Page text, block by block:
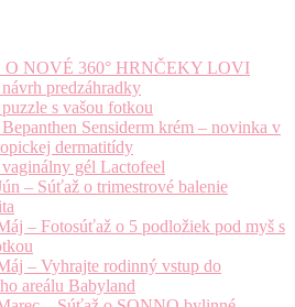
O NOVÉ 360° HRNČEKY LOVI
predzáhradky
s vašou fotkou
Sensiderm krém – novinka v
dermatitídy
gél Lactofeel
– Súťaž o trimestrové balenie
– Fotosúťaž o 5 podložiek pod myš s
– Vyhrajte rodinný vstup do
areálu Babyland